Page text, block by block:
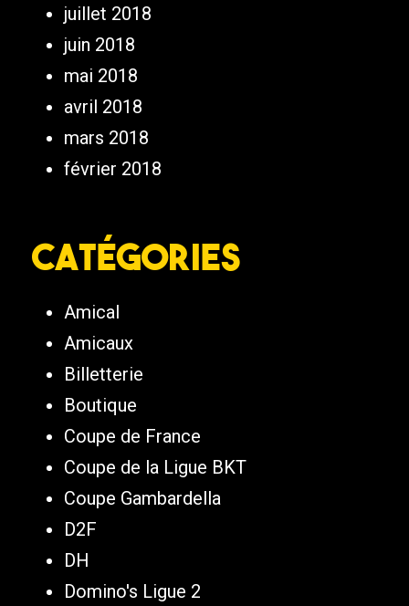
juillet 2018
juin 2018
mai 2018
avril 2018
mars 2018
février 2018
Catégories
Amical
Amicaux
Billetterie
Boutique
Coupe de France
Coupe de la Ligue BKT
Coupe Gambardella
D2F
DH
Domino's Ligue 2